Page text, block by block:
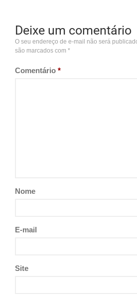
Deixe um comentário
O seu endereço de e-mail não será
são marcados com *
Comentário *
Nome
E-mail
Site